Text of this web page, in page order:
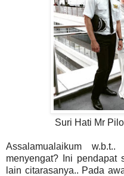
Suri Hati Mr
Assalamualaikum
menyengat? Ini pendapat
lain citarasanya.. Pada